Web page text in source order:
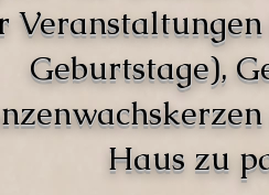
Geburtstage),
Haus zu